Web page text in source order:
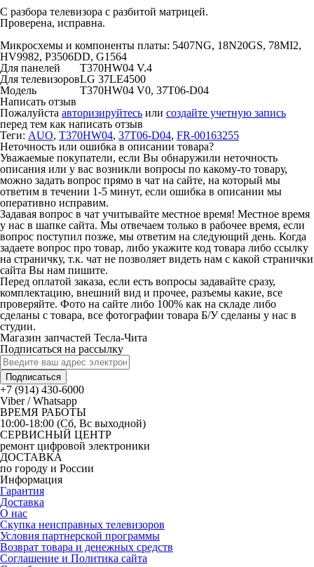
С разбора телевизора с разбитой матрицей.
Проверена, исправна.
Микросхемы и компоненты платы: 5407NG, 18N20GS, 78MI2,
HV9982, P3506DD, G1564
Для панелей
T370HW04 V.4
Для телевизоровLG 37LE4500
Модель
T370HW04 V0, 37T06-D04
Написать отзыв
Пожалуйста авторизируйтесь или создайте учетную запись
перед тем как написать отзыв
Теги: AUO, T370HW04, 37T06-D04, FR-00163255
Неточность или ошибка в описании товара?
Уважаемые покупатели, если Вы обнаружили неточность
описания или у вас возникли вопросы по какому-то товару,
можно задать вопрос прямо в чат на сайте, на который мы
ответим в течении 1-5 минут, если ошибка в описании мы
оперативно исправим.
Задавая вопрос в чат учитывайте местное время! Местное время
у нас в шапке сайта. Мы отвечаем только в рабочее время, если
вопрос поступил позже, мы ответим на следующий день. Когда
задаете вопрос про товар, либо укажите код товара либо ссылку
на страничку, т.к. чат не позволяет видеть нам с какой странички
сайта Вы нам пишите.
Перед оплатой заказа, если есть вопросы задавайте сразу,
комплектацию, внешний вид и прочее, разъемы какие, все
проверяйте. Фото на сайте либо 100% как на складе либо
сделаны с товара, все фотографии товара Б/У сделаны у нас в
студии.
Магазин запчастей Тесла-Чита
Подписаться на рассылку
Подписаться
+7 (914) 430-6000
Viber / Whatsapp
ВРЕМЯ РАБОТЫ
10:00-18:00 (Сб, Вс выходной)
СЕРВИСНЫЙ ЦЕНТР
ремонт цифровой электроники
ДОСТАВКА
по городу и России
Информация
Гарантия
Доставка
О нас
Скупка неисправных телевизоров
Условия партнерской программы
Возврат товара и денежных средств
Соглашение и Политика сайта